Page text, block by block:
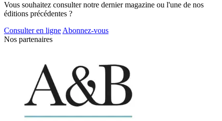
Vous souhaitez consulter notre dernier magazine ou l'une de nos
éditions précédentes ?
Consulter en ligneAbonnez-vous
Nos partenaires